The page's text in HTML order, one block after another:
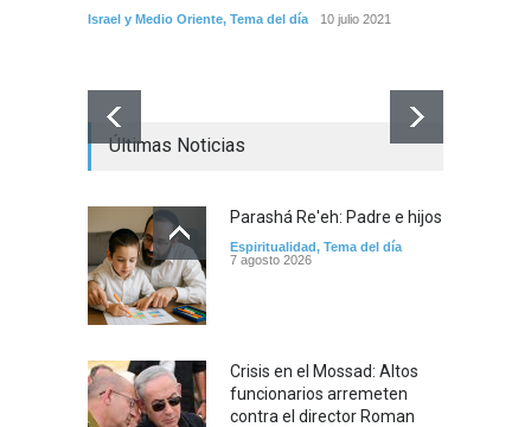
Israel y Medio Oriente, Tema del día 10 julio 2021
Últimas Noticias
Parashá Re'eh: Padre e hijos
Espiritualidad, Tema del día
7 agosto 2026
Crisis en el Mossad: Altos
funcionarios arremeten
contra el director Roman